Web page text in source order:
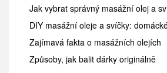
Jak vybrat správný masážní olej a
DIY masážní oleje a svíčky:
Zajímavá fakta o masážních olejích
Způsoby, jak balit dárky originálně